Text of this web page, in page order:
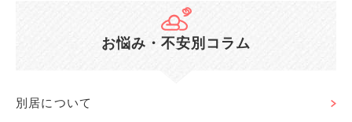
お悩み・不安別コラム
別居について